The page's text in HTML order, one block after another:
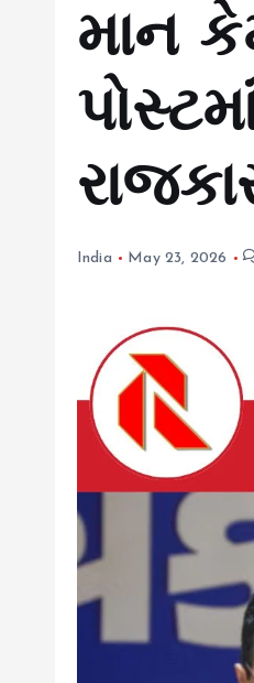
માન
India May 23, 2026